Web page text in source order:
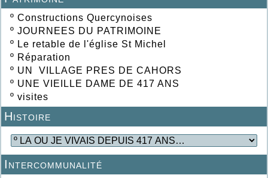
º Constructions Quercynoises
º JOURNEES DU PATRIMOINE
º Le retable de l'église St Michel
º Réparation
º UN VILLAGE PRES DE CAHORS
º UNE VIEILLE DAME DE 417 ANS
º visites
Histoire
Intercommunalité